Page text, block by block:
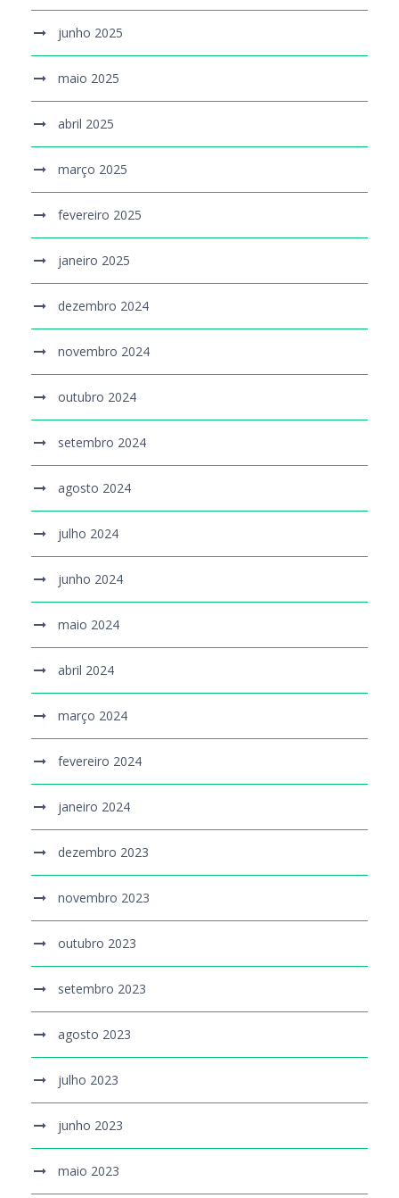
junho 2025
maio 2025
abril 2025
março 2025
fevereiro 2025
janeiro 2025
dezembro 2024
novembro 2024
outubro 2024
setembro 2024
agosto 2024
julho 2024
junho 2024
maio 2024
abril 2024
março 2024
fevereiro 2024
janeiro 2024
dezembro 2023
novembro 2023
outubro 2023
setembro 2023
agosto 2023
julho 2023
junho 2023
maio 2023